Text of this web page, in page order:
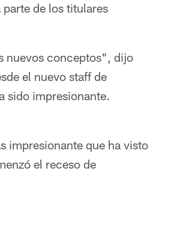
de los titulares
nuevos conceptos", dijo
el nuevo staff de
sido impresionante.
impresionante que ha visto
el receso de